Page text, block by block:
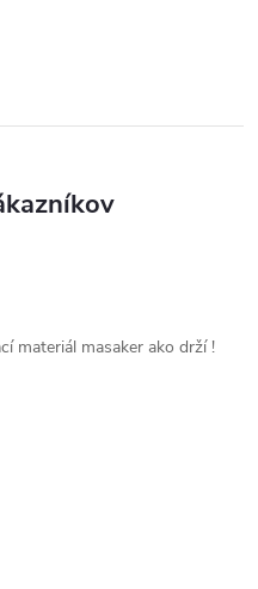
materiál masaker ako drží !